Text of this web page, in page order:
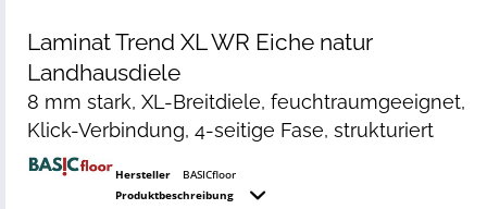
Laminat Trend XL WR Eiche natur
Landhausdiele
8 mm stark, XL-Breitdiele, feuchtraumgeeignet,
Klick-Verbindung, 4-seitige Fase, strukturiert
Hersteller
BASICfloor
Produktbeschreibung